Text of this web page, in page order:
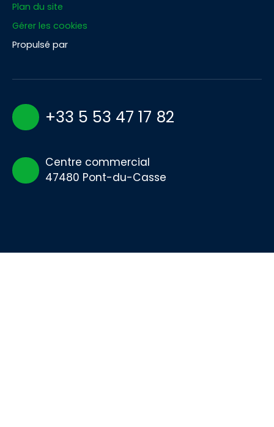
Plan du site
Gérer les cookies
Propulsé par
+33 5 53 47 17 82
Centre commercial
47480 Pont-du-Casse